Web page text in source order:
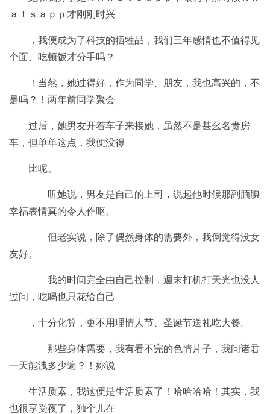
ａｔｓａｐｐ才刚刚时兴
，我便成为了科技的牺牲品，我们三年感情也不值得见
个面、吃顿饭才分手吗？
！当然，她过得好，作为同学、朋友，我也高兴的，不
是吗？！两年前同学聚会
过后，她男友开着车子来接她，虽然不是甚幺名贵房
车，但单单这点，我便没得
比呢。
听她说，男友是自己的上司，说起他时候那副腼腆
幸福表情真的令人作呕。
但老实说，除了偶然身体的需要外，我倒觉得没女
友好。
我的时间完全由自己控制，週末打机打天光也没人
过问，吃喝也只花给自己
，十分化算，更不用理情人节、圣诞节送礼吃大餐。
那些身体需要，我有看不完的色情片子，我问诸君
一天能洩多少遍？！妳说
生活质素，我这便是生活质素了！哈哈哈哈！其实，我
也很享受夜了，独个儿在